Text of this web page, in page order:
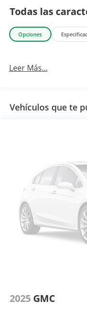
Todas las
Opciones
Leer Más...
Vehículos que te
2025 GMC